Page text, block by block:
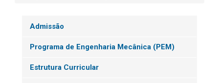
Admissão
Programa de Engenharia Mecânica (PEM)
Estrutura Curricular